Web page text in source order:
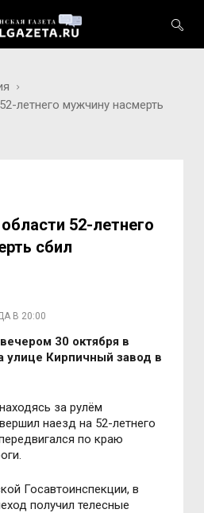
летнего мужчину насмерть
52-летнего
сбил
В 20:00
30 октября в
улице Кирпичный завод в
за рулём
наезд на 52-летнего
по краю
Госавтоинспекции, в
получил телесные